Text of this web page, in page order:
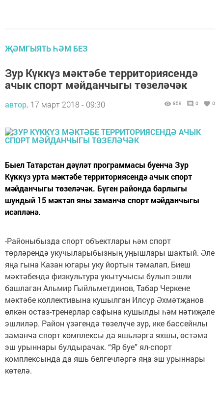
ҖӘМГЫЯТЬ ҺӘМ БЕЗ
Зур Күккүз мәктәбе территориясендә
ачык спорт мәйданчыгы төзеләчәк
автор, 17 март 2018 - 09:30 859 0 0
Быел Татарстан дәүләт программасы буенча Зур
Күккүз урта мәктәбе территориясендә ачык спорт
мәйданчыгы төзеләчәк. Бүген районда барлыгы
шундый 15 мәктәп яны заманча спорт мәйданчыгы
исәпләнә.
-Районыбызда спорт объектлары һәм спорт
төрләрендә укучыларыбызның уңышлары шактый. Әле
яңа гына Казан югары уку йортын тәмалап, Биеш
мәктәбендә физкультура укытучысы булып эшли
башлаган Альмир Гыйльметдинов, Табар Черкене
мәктәбе коллективына кушылган Илсур Әхмәтҗанов
өлкән остаз-тренерлар сафына кушылды һәм нәтиҗәле
эшлиләр. Район үзәгендә төзелүче зур, ике бассейнлы
заманча спорт комплексы да яшьләргә яхшы, өстәмә
эш урыннары булдырачак. “Яр буе” ял-спорт
комплексында да яшь белгечләргә яңа эш урыннары
көтелә.